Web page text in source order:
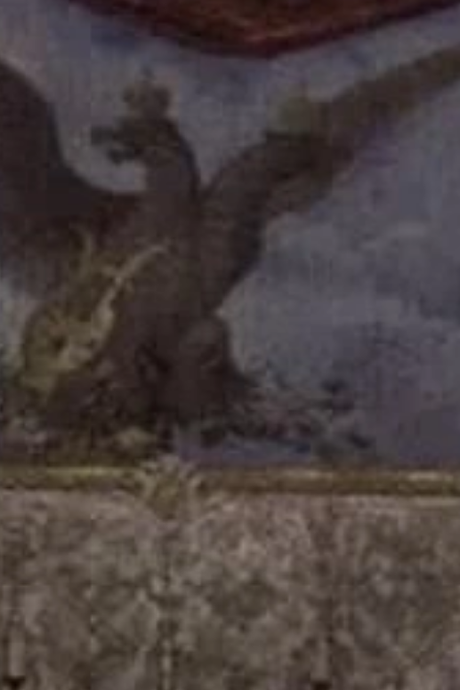
Мелодрама
Экспериментальный театр
Иммерсивный спектакль